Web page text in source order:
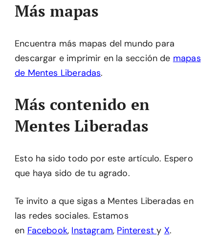
Más mapas
Encuentra más mapas del mundo para
descargar e imprimir en la sección de mapas
de Mentes Liberadas.
Más contenido en
Mentes Liberadas
Esto ha sido todo por este artículo. Espero
que haya sido de tu agrado.
Te invito a que sigas a Mentes Liberadas en
las redes sociales. Estamos
en Facebook, Instagram, Pinteresty X.